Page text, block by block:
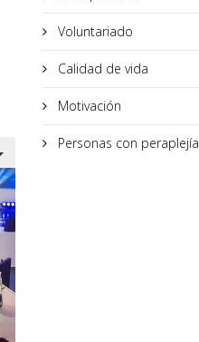
Voluntariado
Calidad de vida
Motivación
Personas con peraplejía